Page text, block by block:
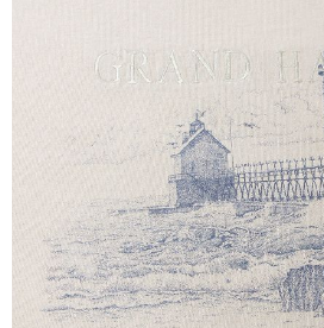
Search by Particular こだわり
Search by Sizeサイズから探す（
ジャケット XS S M
スウェット XS S M